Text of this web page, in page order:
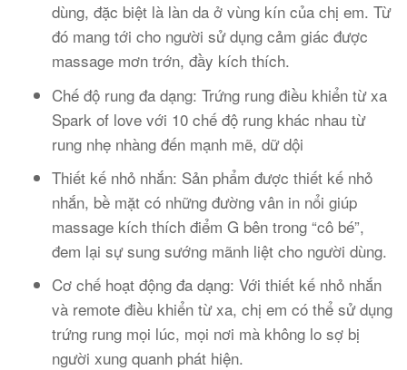
dùng, đặc biệt là làn da ở vùng kín của chị em. Từ
đó mang tới cho người sử dụng cảm giác được
massage mơn trớn, đầy kích thích.
Chế độ rung đa dạng: Trứng rung điều khiển từ xa
Spark of love với 10 chế độ rung khác nhau từ
rung nhẹ nhàng đến mạnh mẽ, dữ dội
Thiết kế nhỏ nhắn: Sản phẩm được thiết kế nhỏ
nhắn, bề mặt có những đường vân in nổi giúp
massage kích thích điểm G bên trong “cô bé”,
đem lại sự sung sướng mãnh liệt cho người dùng.
Cơ chế hoạt động đa dạng: Với thiết kế nhỏ nhắn
và remote điều khiển từ xa, chị em có thể sử dụng
trứng rung mọi lúc, mọi nơi mà không lo sợ bị
người xung quanh phát hiện.